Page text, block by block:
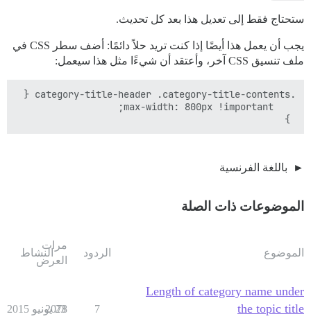
ستحتاج فقط إلى تعديل هذا بعد كل تحديث.
يجب أن يعمل هذا أيضًا إذا كنت تريد حلاً دائمًا: أضف سطر CSS في
ملف تنسيق CSS آخر، وأعتقد أن شيءًا مثل هذا سيعمل:
}
باللغة الفرنسية
الموضوعات ذات الصلة
الموضوع الردود
مرات
العرض
النشاط
Length of category name under
the topic title
7
2078
23 يونيو 2015